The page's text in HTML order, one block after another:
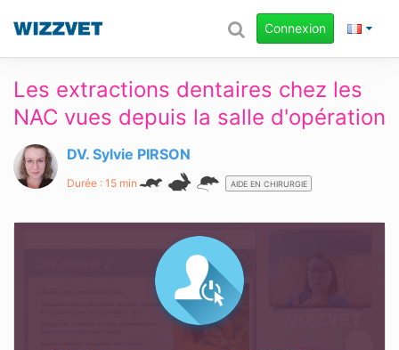
Connexion
Les extractions dentaires chez les
NAC vues depuis la salle d'opération
DV. Sylvie PIRSON
Durée : 15 min AIDE EN CHIRURGIE